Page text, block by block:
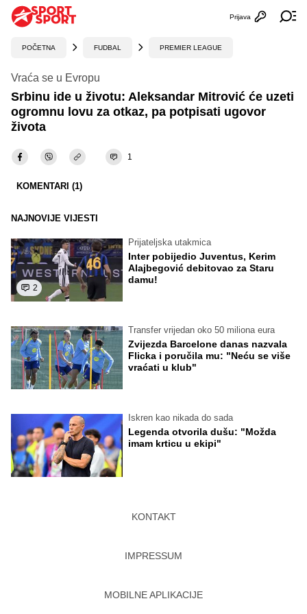
Otvori
Prijava
POČETNA FUDBAL PREMIER LEAGUE
Vraća se u Evropu
Srbinu ide u životu: Aleksandar Mitrović će uzeti
ogromnu lovu za otkaz, pa potpisati ugovor
života
1
KOMENTARI (1)
NAJNOVIJE VIJESTI
2
Prijateljska utakmica
Inter pobijedio Juventus, Kerim
Alajbegović debitovao za Staru
damu!
Transfer vrijedan oko 50 miliona eura
Zvijezda Barcelone danas nazvala
Flicka i poručila mu: "Neću se više
vraćati u klub"
Iskren kao nikada do sada
Legenda otvorila dušu: "Možda
imam krticu u ekipi"
KONTAKT
IMPRESSUM
MOBILNE APLIKACIJE